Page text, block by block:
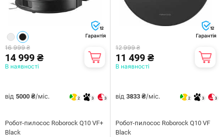
12
Гарантія
16 999 ₴
14 999 ₴
В наявності
від 5000 ₴/міс. 2 3 3
Робот-пилосос Roborock Q10 VF+
Black
12
Гарантія
12 999 ₴
11 499 ₴
В наявності
від 3833 ₴/міс. 2 3 3
Робот-пилосос Roborock Q10 VF
Black